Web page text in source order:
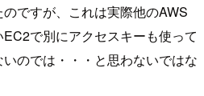
ですが、これは実際他のAWS
で別にアクセスキーも使って
のでは・・・と思わないではな